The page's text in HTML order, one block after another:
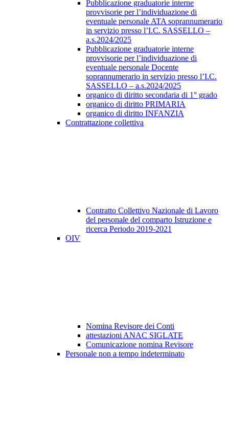
Pubblicazione graduatorie interne
provvisorie per l’individuazione di
eventuale personale ATA soprannumerario
in servizio presso l’I.C. SASSELLO –
a.s.2024/2025
Pubblicazione graduatorie interne
provvisorie per l’individuazione di
eventuale personale Docente
soprannumerario in servizio presso l’I.C.
SASSELLO – a.s.2024/2025
organico di diritto secondaria di 1° grado
organico di diritto PRIMARIA
organico di diritto INFANZIA
Contrattazione collettiva
Contratto Collettivo Nazionale di Lavoro
del personale del comparto Istruzione e
ricerca Periodo 2019-2021
OIV
Nomina Revisore dei Conti
attestazioni ANAC SIGLATE
Comunicazione nomina Revisore
Personale non a tempo indeterminato